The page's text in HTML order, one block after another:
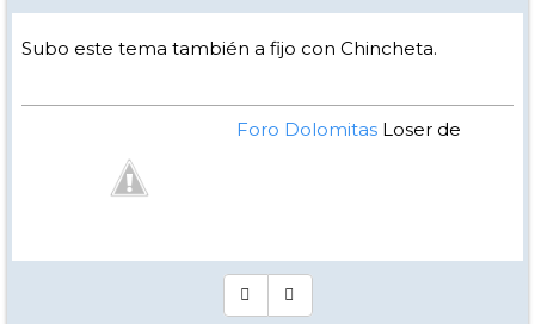
Subo este tema también a fijo con Chincheta.
Foro DolomitasLoser de